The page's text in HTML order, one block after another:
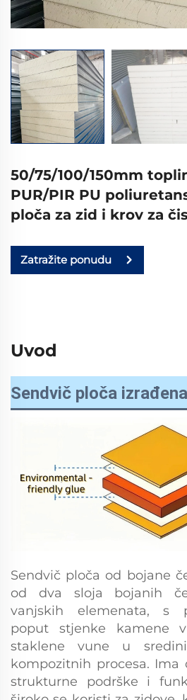
50/75/100/150mm
PUR/PIR PU
ploča za zid i krov za
Zatražite ponudu
Uvod
Sendvič ploča
Sendvič ploča od bojane
od dva sloja bojanih
vanjskih elemenata, s
poput stjenke kamene
staklene vune u
kompozitnih procesa.
strukturne podrške i